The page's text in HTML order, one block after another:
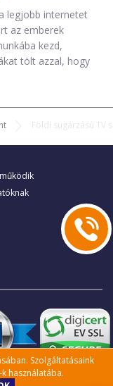
legjobb internetet
az emberek
kezd,
tölt azzal, hogy
Földi sugárzású TV
Szolgáltatásaink
használatába.